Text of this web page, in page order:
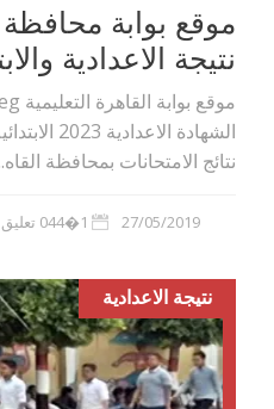
موقع بوابة محافظة
نتيجة الاعدادية
الشهادة
نتائج الامتحانات بمحافظة
27/05/2019 1�044 تعليق
نتيجة الاعدادية